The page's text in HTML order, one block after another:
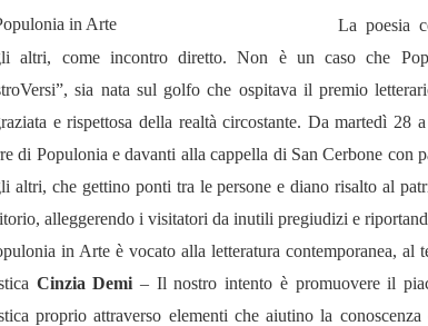
La poesia
altri, come incontro diretto. Non è un caso che
sia nata sul golfo che ospitava il premio
e rispettosa della realtà circostante. Da martedì
di Populonia e davanti alla cappella di San Cerbone con
altri, che gettino ponti tra le persone e diano risalto al
alleggerendo i visitatori da inutili pregiudizi e
in Arte è vocato alla letteratura contemporanea, al
Cinzia Demi – Il nostro intento è promuovere il
proprio attraverso elementi che aiutino la